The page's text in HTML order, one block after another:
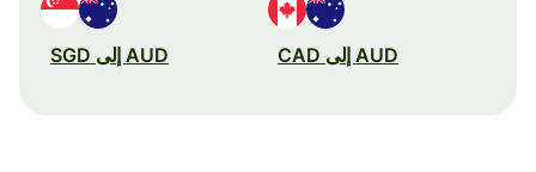
AUD إلى CAD AUD إلى SGD